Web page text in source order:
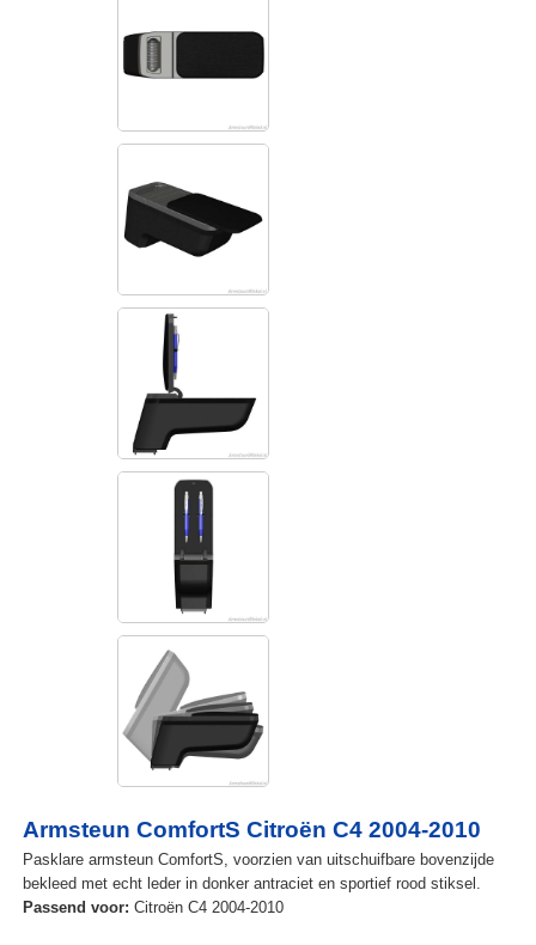
Armsteun ComfortS Citroën C4 2004-2010
Pasklare armsteun ComfortS, voorzien van uitschuifbare bovenzijde
bekleed met echt leder in donker antraciet en sportief rood stiksel.
Passend voor: Citroën C4 2004-2010